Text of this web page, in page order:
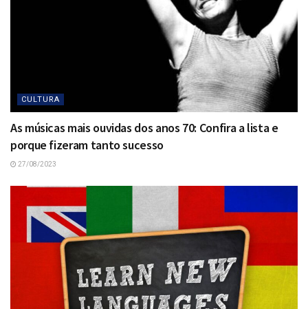
CULTURA
As músicas mais ouvidas dos anos 70: Confira a lista e
porque fizeram tanto sucesso
27/08/2023